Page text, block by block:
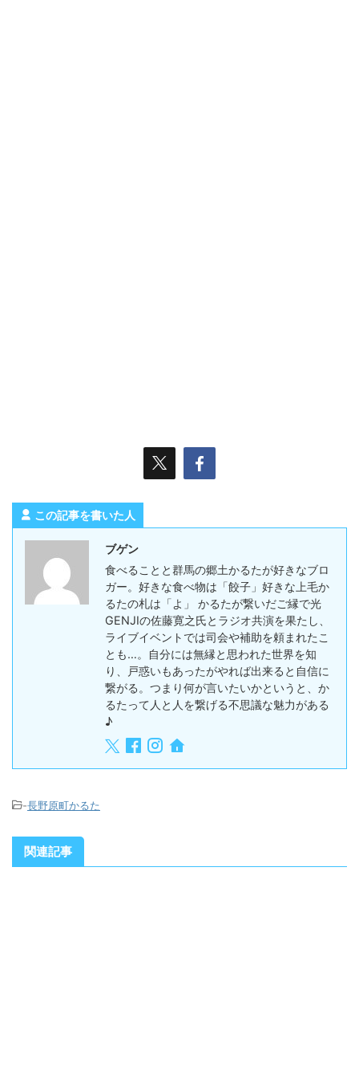
この記事を書いた人
ブゲン
食べることと群馬の郷土かるたが好きなブロ
ガー。好きな食べ物は「餃子」好きな上毛か
るたの札は「よ」 かるたが繋いだご縁で光
GENJIの佐藤寛之氏とラジオ共演を果たし、
ライブイベントでは司会や補助を頼まれたこ
とも…。自分には無縁と思われた世界を知
り、戸惑いもあったがやれば出来ると自信に
繋がる。つまり何が言いたいかというと、か
るたって人と人を繋げる不思議な魅力がある
♪
-長野原町かるた
関連記事